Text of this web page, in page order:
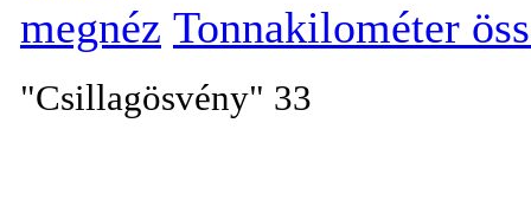
megnéz Tonnakilométer
"Csillagösvény" 33